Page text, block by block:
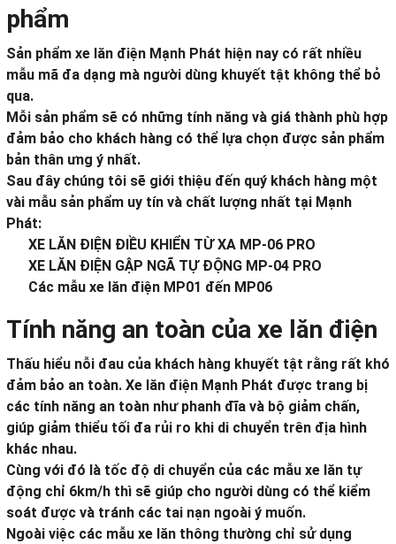
phẩm
Sản phẩm xe lăn điện Mạnh Phát hiện nay có rất nhiều
mẫu mã đa dạng mà người dùng khuyết tật không thể bỏ
qua.
Mỗi sản phẩm sẽ có những tính năng và giá thành phù hợp
đảm bảo cho khách hàng có thể lựa chọn được sản phẩm
bản thân ưng ý nhất.
Sau đây chúng tôi sẽ giới thiệu đến quý khách hàng một
vài mẫu sản phẩm uy tín và chất lượng nhất tại Mạnh
Phát:
XE LĂN ĐIỆN ĐIỀU KHIỂN TỪ XA MP-06 PRO
XE LĂN ĐIỆN GẬP NGÃ TỰ ĐỘNG MP-04 PRO
Các mẫu xe lăn điện MP01 đến MP06
Tính năng an toàn của xe lăn điện
Thấu hiểu nỗi đau của khách hàng khuyết tật rằng rất khó
đảm bảo an toàn. Xe lăn điện Mạnh Phát được trang bị
các tính năng an toàn như phanh đĩa và bộ giảm chấn,
giúp giảm thiểu tối đa rủi ro khi di chuyển trên địa hình
khác nhau.
Cùng với đó là tốc độ di chuyển của các mẫu xe lăn tự
động chỉ 6km/h thì sẽ giúp cho người dùng có thể kiểm
soát được và tránh các tai nạn ngoài ý muốn.
Ngoài việc các mẫu xe lăn thông thường chỉ sử dụng